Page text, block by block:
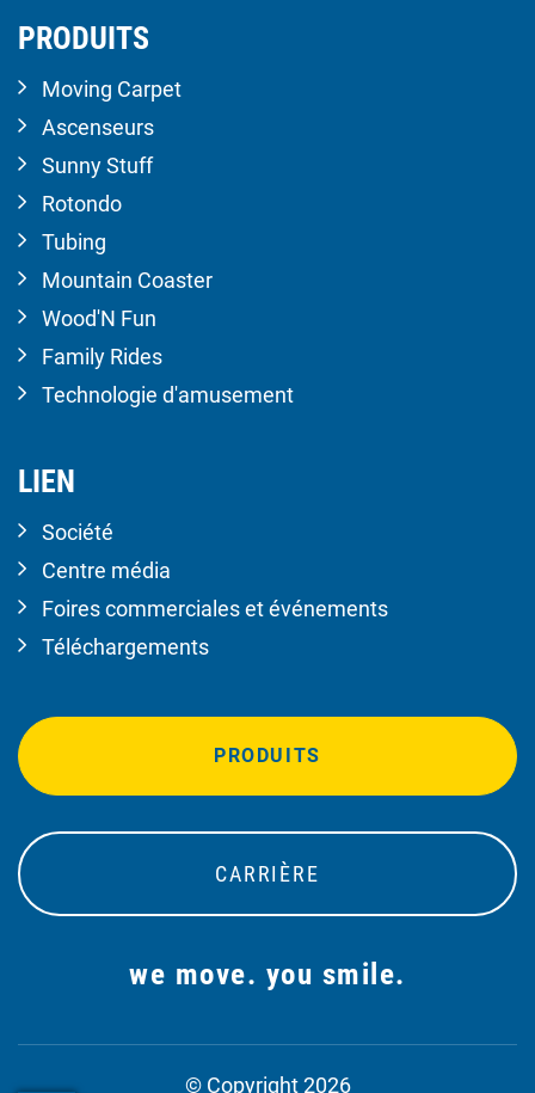
PRODUITS
Moving Carpet
Ascenseurs
Sunny Stuff
Rotondo
Tubing
Mountain Coaster
Wood'N Fun
Family Rides
Technologie d'amusement
LIEN
Société
Centre média
Foires commerciales et événements
Téléchargements
PRODUITS
CARRIÈRE
we move. you smile.
© Copyright 2026